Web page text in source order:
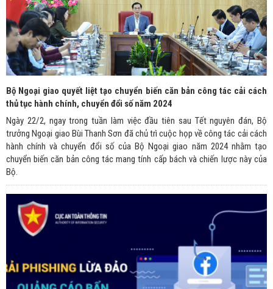
Bộ Ngoại giao quyết liệt tạo chuyển biến căn bản công tác cải cách
thủ tục hành chính, chuyển đổi số năm 2024
Ngày 22/2, ngay trong tuần làm việc đầu tiên sau Tết nguyên đán, Bộ
trưởng Ngoại giao Bùi Thanh Sơn đã chủ trì cuộc họp về công tác cải cách
hành chính và chuyển đổi số của Bộ Ngoại giao năm 2024 nhằm tạo
chuyển biến căn bản công tác mang tính cấp bách và chiến lược này của
Bộ.